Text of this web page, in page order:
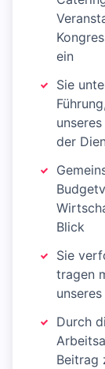
ein
Sie
der
Blick
Sie
tragen
Durch
Beitrag